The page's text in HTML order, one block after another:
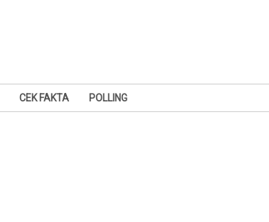
CEK FAKTA POLLING